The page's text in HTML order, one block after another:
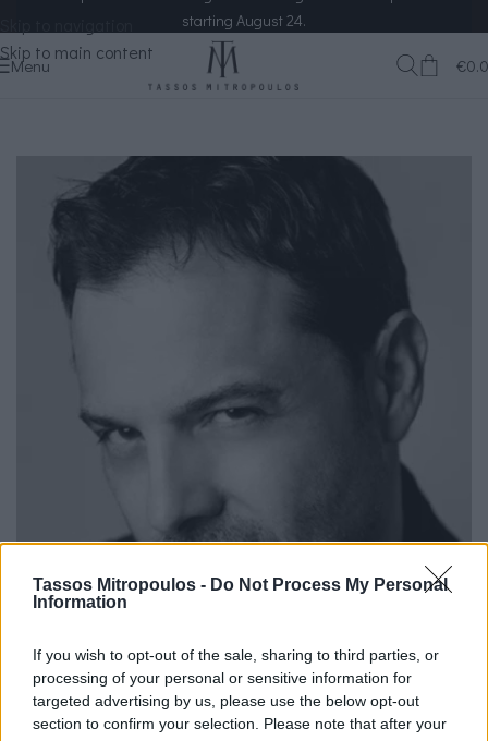
Tassos Mitropoulos - Do Not Process My Personal
Information
If you wish to opt-out of the sale, sharing to third parties, or
processing of your personal or sensitive information for
targeted advertising by us, please use the below opt-out
section to confirm your selection. Please note that after your
Skip to main content
starting August 24.
Menu €